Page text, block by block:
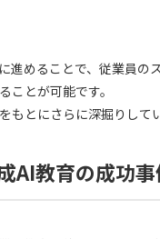
進めることで、従業員の
ことが可能です。
もとにさらに深掘りして
AI教育の成功